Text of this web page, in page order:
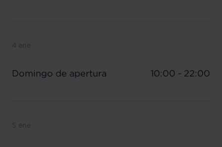
4 ene
Domingo de apertura 10:00 - 22:00
5 ene